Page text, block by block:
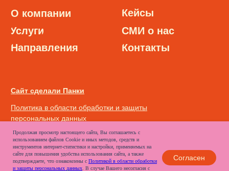
Продолжая просмотр настоящего сайта, Вы соглашаетесь с
использованием файлов Cookie и иных методов, средств и
инструментов интернет-статистики и настройки, применяемых на
сайте для повышения удобства использования сайта, а также
подтверждаете, что ознакомлены с Политикой в области обработки
и защиты персональных данных . В случае Вашего несогласия с
Согласен